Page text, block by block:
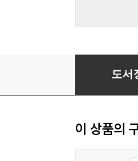
리차드 마
도서
이 상품의